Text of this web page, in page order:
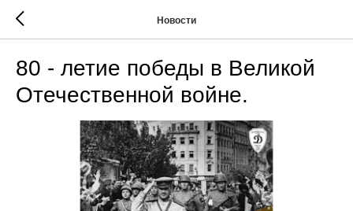
Новости
80 - летие победы в Великой
Отечественной войне.